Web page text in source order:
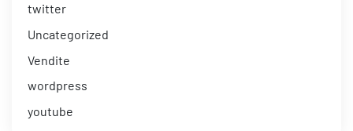
twitter
Uncategorized
Vendite
wordpress
youtube